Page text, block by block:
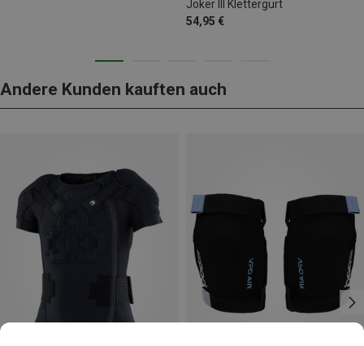
Joker III Klettergurt
54,95 €
Andere Kunden kauften auch